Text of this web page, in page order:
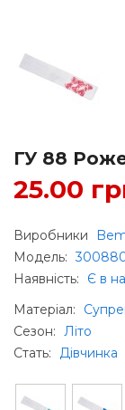
ГУ 88
25.00
Виробники
Модель:
Наявність:
Є в
Матеріал:
Сезон: Літо
Стать: Дівчинка